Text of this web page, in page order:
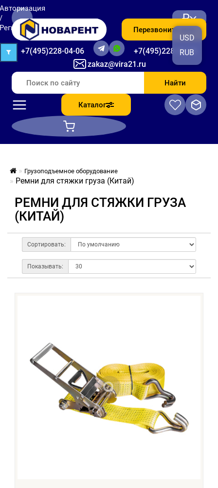
zakaz@vira21.ru
+7(495)228-04-06 +7(495)228-06-56
Перезвоните мне
₽
USD
RUB
Найти
Каталог
Грузоподъемное оборудование
Ремни для стяжки груза (Китай)
РЕМНИ ДЛЯ СТЯЖКИ ГРУЗА
(КИТАЙ)
Сортировать:
Показывать: